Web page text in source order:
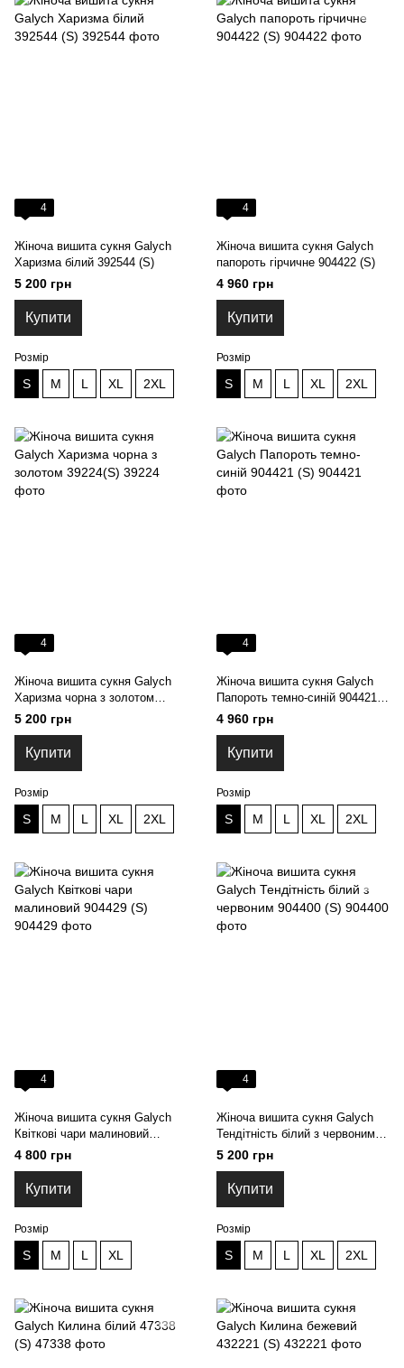
4
Жіноча вишита сукня Galych
Харизма білий 392544 (S)
5 200 грн
Купити
Розмір
S M L XL 2XL
4
Жіноча вишита сукня Galych
папороть гірчичне 904422 (S)
4 960 грн
Купити
Розмір
S M L XL 2XL
4
Жіноча вишита сукня Galych
Харизма чорна з золотом
39224(S)
5 200 грн
Купити
Розмір
S M L XL 2XL
4
Жіноча вишита сукня Galych
Папороть темно-синій 904421
(S)
4 960 грн
Купити
Розмір
S M L XL 2XL
4
Жіноча вишита сукня Galych
Квіткові чари малиновий
904429 (S)
4 800 грн
Купити
Розмір
S M L XL
4
Жіноча вишита сукня Galych
Тендітність білий з червоним
904400 (S)
5 200 грн
Купити
Розмір
S M L XL 2XL